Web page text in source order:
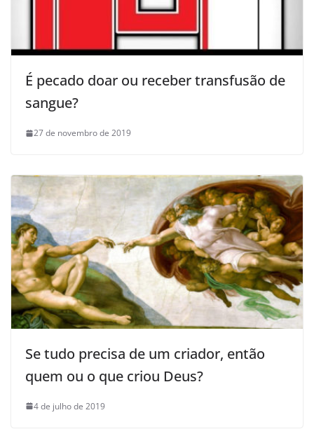
É pecado doar ou receber transfusão de
sangue?
27 de novembro de 2019
Se tudo precisa de um criador, então
quem ou o que criou Deus?
4 de julho de 2019